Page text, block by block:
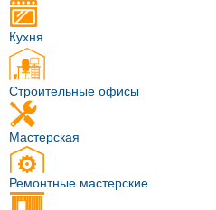
Кухня
Строительные офисы
Мастерская
Ремонтные мастерские